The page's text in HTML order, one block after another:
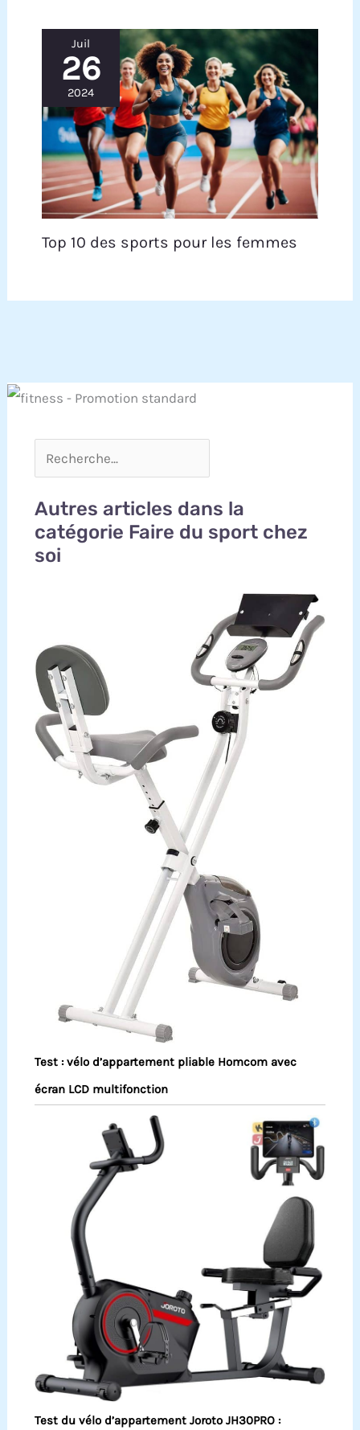
rapidement et efficacement à tout moment.
Juil
26
2024
Top 10 des sports pour les femmes
Autres articles dans la
catégorie Faire du sport chez
soi
Test : vélo d’appartement pliable Homcom avec
écran LCD multifonction
Test du vélo d’appartement Joroto JH30PRO :